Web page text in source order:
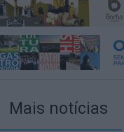
Mais notícias